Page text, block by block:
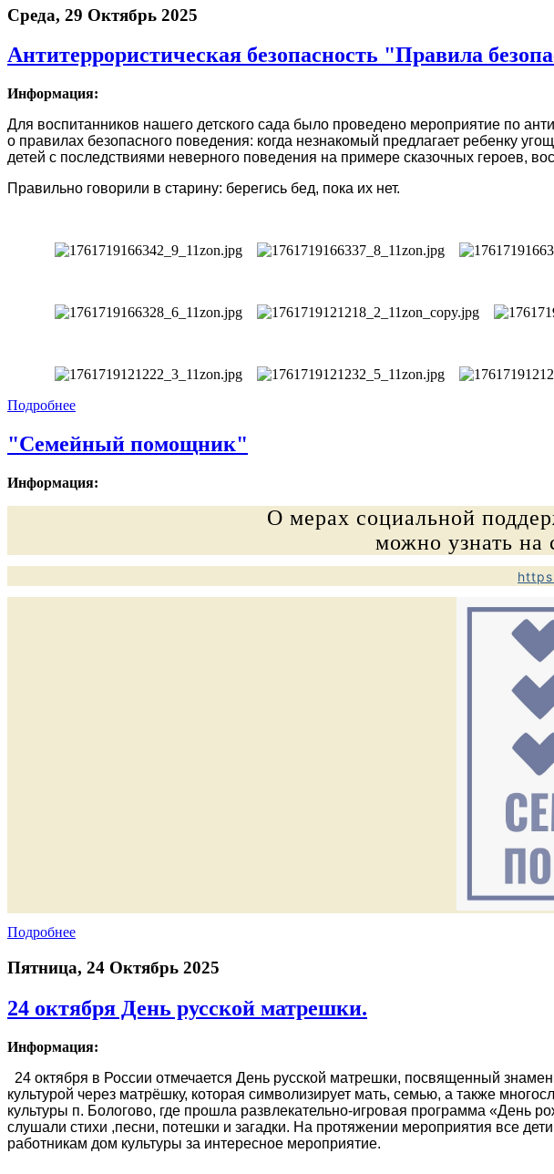
Среда, 29 Октябрь 2025
Антитеррористическая безопасность "Правила
Информация:
Для воспитанников нашего детского сада было проведено мероприятие по
о правилах безопасного поведения: когда незнакомый предлагает ребенку
детей с последствиями неверного поведения на примере сказочных героев,
Правильно говорили в старину: берегись бед, пока их нет.
Подробнее
"Семейный помощник"
Информация:
О мерах социальной
можно узнать
Подробнее
Пятница, 24 Октябрь 2025
24 октября День русской матрешки.
Информация:
24 октября в России отмечается День русской матрешки, посвященный
культурой через матрёшку, которая символизирует мать, семью, а также
культуры п. Бологово, где прошла развлекательно-игровая программа
слушали стихи ,песни, потешки и загадки. На протяжении мероприятия все
работникам дом культуры за интересное мероприятие.